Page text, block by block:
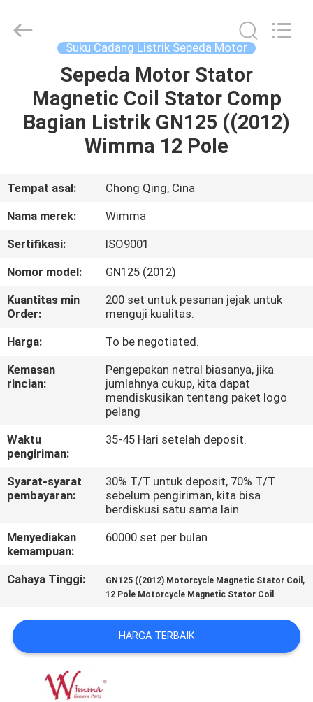
RUMAH
PRODUK
TENTANG
TUR
PABRIK
KONTROL
KUALITAS
MINTA
KUTIPAN
SITUS
PRIBADI
Spare
Parts
Suku Cadang Listrik Sepeda Motor
Sepeda Motor Stator
Magnetic Coil Stator Comp
Bagian Listrik GN125 ((2012)
Wimma 12 Pole
Tempat asal:
Chong Qing, Cina
Nama merek:
Wimma
Sertifikasi:
ISO9001
Nomor model:
GN125 (2012)
Kuantitas min
Order:
200 set untuk pesanan jejak untuk
menguji kualitas.
Harga:
To be negotiated.
Kemasan
rincian:
Pengepakan netral biasanya, jika
jumlahnya cukup, kita dapat
mendiskusikan tentang paket logo
pelang
Waktu
pengiriman:
35-45 Hari setelah deposit.
Syarat-syarat
pembayaran:
30% T/T untuk deposit, 70% T/T
sebelum pengiriman, kita bisa
berdiskusi satu sama lain.
Menyediakan
kemampuan:
60000 set per bulan
Cahaya Tinggi: GN125 ((2012) Motorcycle Magnetic Stator Coil ,
12 Pole Motorcycle Magnetic Stator Coil
HARGA TERBAIK